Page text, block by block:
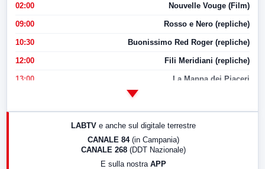
02:00 Nouvelle Vouge (Film)
09:00 Rosso e Nero (repliche)
10:30 Buonissimo Red Roger (repliche)
12:00 Fili Meridiani (repliche)
13:00 La Mappa dei Piaceri
LABTV e anche sul digitale terrestre
CANALE 84 (in Campania)
CANALE 268 (DDT Nazionale)
E sulla nostra APP